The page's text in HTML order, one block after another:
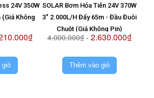
24V 350W
(Giá Không
giỏ
SOLAR Bơm Hỏa Tiễn 24V 370W
3" 2.000L/H Đẩy 65m - Đầu Đuôi
Chuột (Giá Không Pin)
4.000.000₫- 2.630.000₫
Thêm vào giỏ